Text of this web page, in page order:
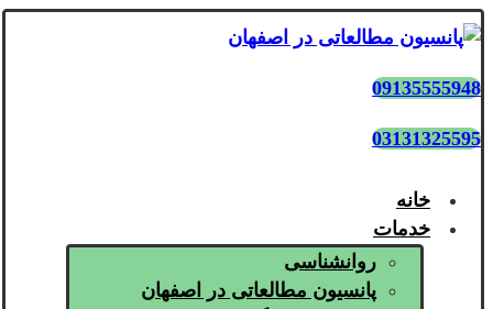
09135555948
03131325595
خانه
خدمات
روانشناسی
پانسیون مطالعاتی در اصفهان